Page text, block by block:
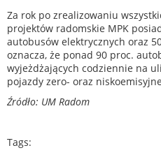
Za rok po zrealizowaniu
projektów radomskie MPK
autobusów elektrycznych oraz
oznacza, że ponad 90 proc.
wyjeżdżających codziennie na
pojazdy zero- oraz
Źródło: UM Radom
Tags